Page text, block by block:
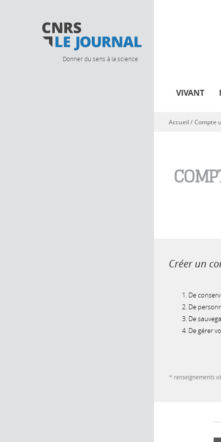
Donner du sens à la science
VIVANT
Vous êtes ici
Accueil/Compte
Créer un
De
De
De
De gérer
* renseignements